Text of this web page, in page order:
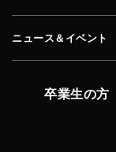
ニュース＆イベント
卒業生の方